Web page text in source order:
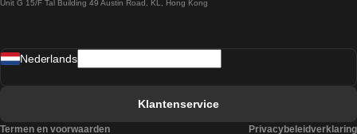
Treinen van Praag naar Wenen
Unit G 15/F Tal Building 49 Austin Road, KL, Hong Kong
Nederlands
Klantenservice
Termen en voorwaarden Privacybeleidverklaring